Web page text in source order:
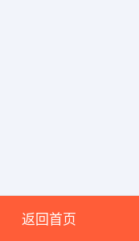
返回首页